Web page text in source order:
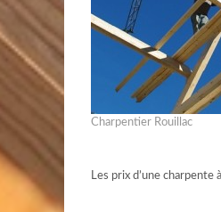
Charpentier Rouillac
Les prix d’une